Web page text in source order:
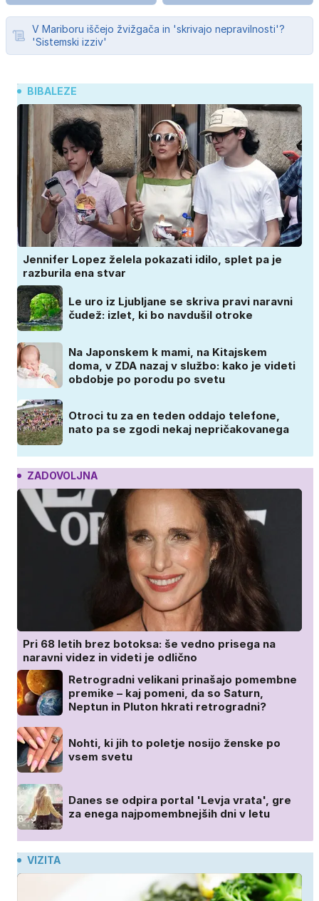
V Mariboru iščejo žvižgača in 'skrivajo nepravilnosti'?
'Sistemski izziv'
BIBALEZE
Jennifer Lopez želela pokazati idilo, splet pa je
razburila ena stvar
Le uro iz Ljubljane se skriva pravi naravni
čudež: izlet, ki bo navdušil otroke
Na Japonskem k mami, na Kitajskem
doma, v ZDA nazaj v službo: kako je videti
obdobje po porodu po svetu
Otroci tu za en teden oddajo telefone,
nato pa se zgodi nekaj nepričakovanega
ZADOVOLJNA
Pri 68 letih brez botoksa: še vedno prisega na
naravni videz in videti je odlično
Retrogradni velikani prinašajo pomembne
premike – kaj pomeni, da so Saturn,
Neptun in Pluton hkrati retrogradni?
Nohti, ki jih to poletje nosijo ženske po
vsem svetu
Danes se odpira portal 'Levja vrata', gre
za enega najpomembnejših dni v letu
VIZITA